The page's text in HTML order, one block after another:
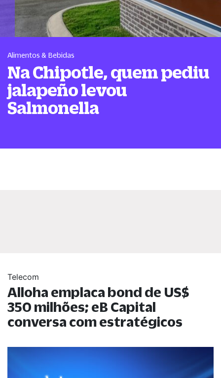
Alimentos & Bebidas
Na Chipotle, quem pediu
jalapeño levou
Salmonella
Telecom
Alloha emplaca bond de US$
350 milhões; eB Capital
conversa com estratégicos